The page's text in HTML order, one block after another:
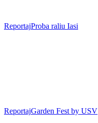
ReportajProba raliu Iasi
ReportajGarden Fest by USV